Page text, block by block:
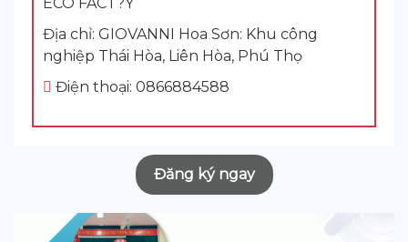
Địa chỉ: GIOVANNI Hoa Sơn: Khu công
nghiệp Thái Hòa, Liên Hòa, Phú Thọ
Điện thoại: 0866884588
Đăng ký ngay